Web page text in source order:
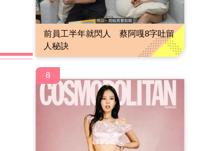
前員工半年就閃人 蔡阿嘎8字吐留
人秘訣
8